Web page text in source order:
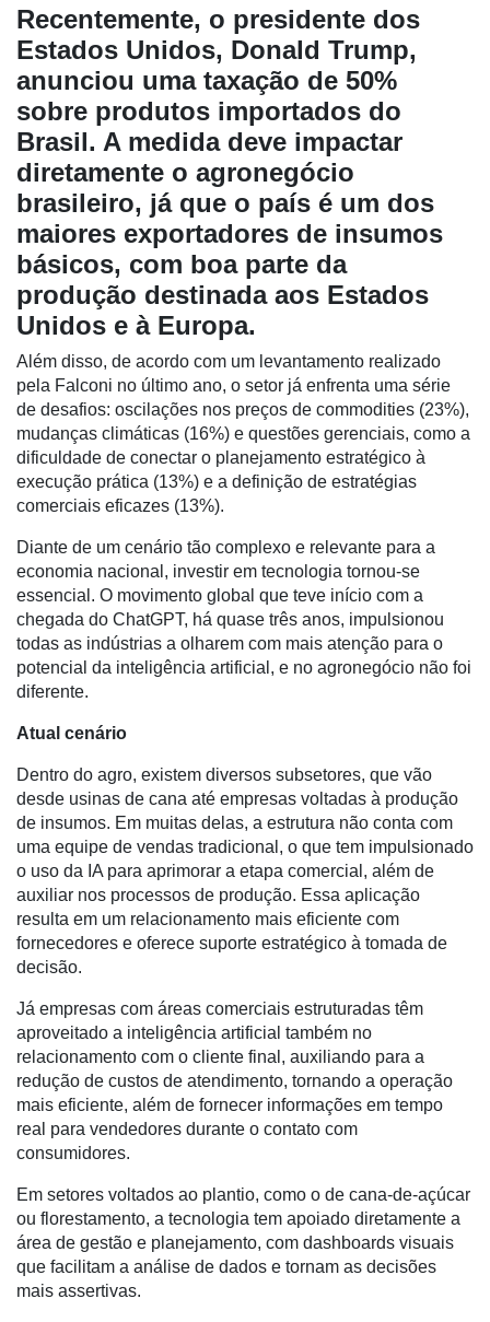
Cadastre-
se
Minha
conta
Notícias
Destaque
Mercado
de
Cadeira
Artigos
Agenda
Agricultura
de
Precisão
Automação
Robótica
Conectividade
Dados
e
Análise
E-
Commerce
Informatização
da
Recentemente, o presidente dos
Estados Unidos, Donald Trump,
anunciou uma taxação de 50%
sobre produtos importados do
Brasil. A medida deve impactar
diretamente o agronegócio
brasileiro, já que o país é um dos
maiores exportadores de insumos
básicos, com boa parte da
produção destinada aos Estados
Unidos e à Europa.
Além disso, de acordo com um levantamento realizado
pela Falconi no último ano, o setor já enfrenta uma série
de desafios: oscilações nos preços de commodities (23%),
mudanças climáticas (16%) e questões gerenciais, como a
dificuldade de conectar o planejamento estratégico à
execução prática (13%) e a definição de estratégias
comerciais eficazes (13%).
Diante de um cenário tão complexo e relevante para a
economia nacional, investir em tecnologia tornou-se
essencial. O movimento global que teve início com a
chegada do ChatGPT, há quase três anos, impulsionou
todas as indústrias a olharem com mais atenção para o
potencial da inteligência artificial, e no agronegócio não foi
diferente.
Atual cenário
Dentro do agro, existem diversos subsetores, que vão
desde usinas de cana até empresas voltadas à produção
de insumos. Em muitas delas, a estrutura não conta com
uma equipe de vendas tradicional, o que tem impulsionado
o uso da IA para aprimorar a etapa comercial, além de
auxiliar nos processos de produção. Essa aplicação
resulta em um relacionamento mais eficiente com
fornecedores e oferece suporte estratégico à tomada de
decisão.
Já empresas com áreas comerciais estruturadas têm
aproveitado a inteligência artificial também no
relacionamento com o cliente final, auxiliando para a
redução de custos de atendimento, tornando a operação
mais eficiente, além de fornecer informações em tempo
real para vendedores durante o contato com
consumidores.
Em setores voltados ao plantio, como o de cana-de-açúcar
ou florestamento, a tecnologia tem apoiado diretamente a
área de gestão e planejamento, com dashboards visuais
que facilitam a análise de dados e tornam as decisões
mais assertivas.